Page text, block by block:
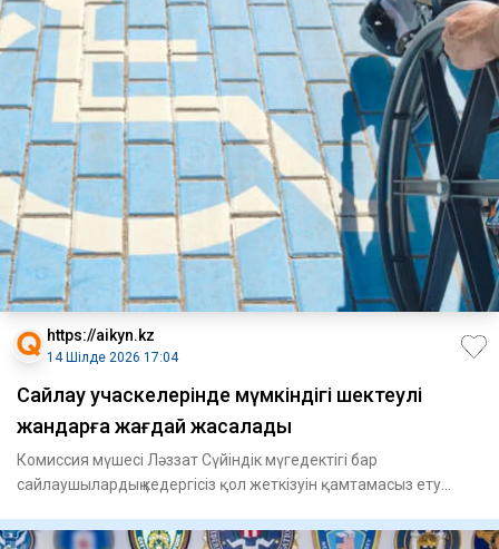
https://aikyn.kz
14 Шілде 2026 17:04
Сайлау учаскелерінде мүмкіндігі шектеулі
жандарға жағдай жасалады
Комиссия мүшесі Ләззат Сүйіндік мүгедектігі бар
сайлаушылардың кедергісіз қол жеткізуін қамтамасыз ету